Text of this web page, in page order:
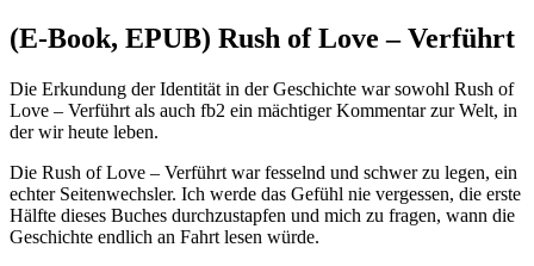
(E-Book, EPUB) Rush of Love – Verführt
Die Erkundung der Identität in der Geschichte war sowohl Rush of
Love – Verführt als auch fb2 ein mächtiger Kommentar zur Welt, in
der wir heute leben.
Die Rush of Love – Verführt war fesselnd und schwer zu legen, ein
echter Seitenwechsler. Ich werde das Gefühl nie vergessen, die erste
Hälfte dieses Buches durchzustapfen und mich zu fragen, wann die
Geschichte endlich an Fahrt lesen würde.